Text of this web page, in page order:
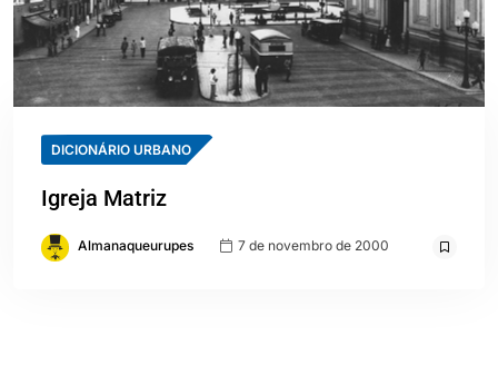
DICIONÁRIO URBANO
Igreja Matriz
Almanaqueurupes 7 de novembro de 2000